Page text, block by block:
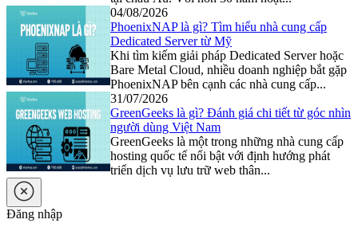
04/08/2026
PhoenixNAP là gì? Tìm hiểu nhà cung cấp
Dedicated Server từ Mỹ
Khi tìm kiếm giải pháp Dedicated Server hoặc
Bare Metal Cloud, nhiều doanh nghiệp bắt gặp
PhoenixNAP bên cạnh các nhà cung cấp...
31/07/2026
GreenGeeks là gì? Đánh giá chi tiết từ góc nhìn
người dùng Việt Nam
GreenGeeks là một trong những nhà cung cấp
hosting quốc tế nổi bật với định hướng phát
triển dịch vụ lưu trữ web thân...
Đăng nhập